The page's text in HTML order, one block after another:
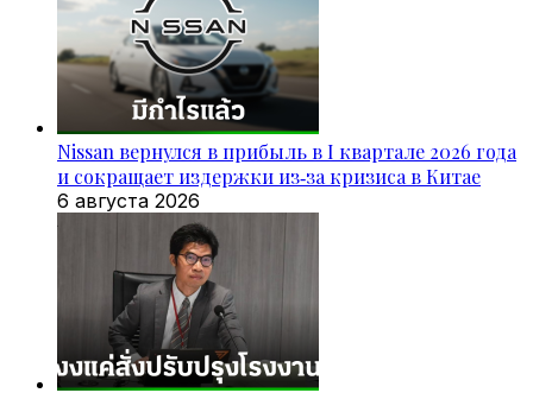
Nissan вернулся в прибыль в I квартале 2026 года
и сокращает издержки из‑за кризиса в Китае
6 августа 2026